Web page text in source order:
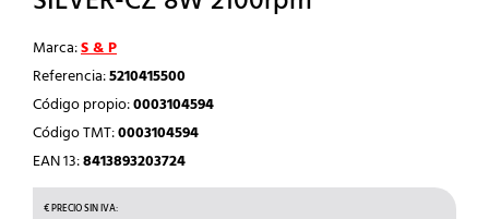
Marca:S & P
Referencia:5210415500
Código propio:0003104594
Código TMT:0003104594
EAN 13:8413893203724